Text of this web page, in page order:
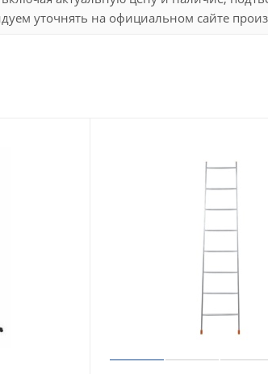
уточнять на официальном сайте